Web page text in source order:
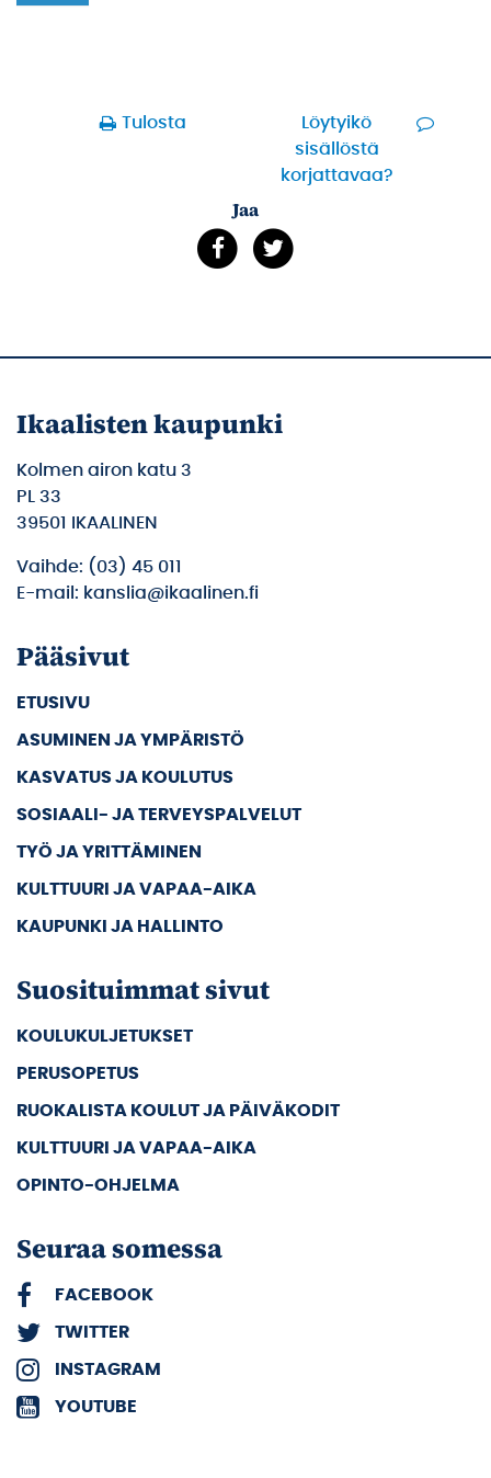
Tulosta
Löytyikö
sisällöstä
korjattavaa?
Jaa
Ikaalisten kaupunki
Kolmen airon katu 3
PL 33
39501 IKAALINEN
Vaihde: (03) 45 011
E-mail: kanslia@ikaalinen.fi
Pääsivut
ETUSIVU
ASUMINEN JA YMPÄRISTÖ
KASVATUS JA KOULUTUS
SOSIAALI- JA TERVEYSPALVELUT
TYÖ JA YRITTÄMINEN
KULTTUURI JA VAPAA-AIKA
KAUPUNKI JA HALLINTO
Suosituimmat sivut
KOULUKULJETUKSET
PERUSOPETUS
RUOKALISTA KOULUT JA PÄIVÄKODIT
KULTTUURI JA VAPAA-AIKA
OPINTO-OHJELMA
Seuraa somessa
FACEBOOK
TWITTER
INSTAGRAM
YOUTUBE